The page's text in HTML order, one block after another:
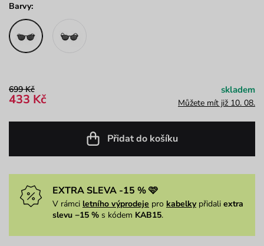
Barvy:
699 Kč
433 Kč
skladem
Můžete mít již 10. 08.
Přidat do košíku
EXTRA SLEVA -15 % 🩷
V rámci letního výprodeje pro kabelkypřidali extra
slevu −15 % s kódem KAB15.